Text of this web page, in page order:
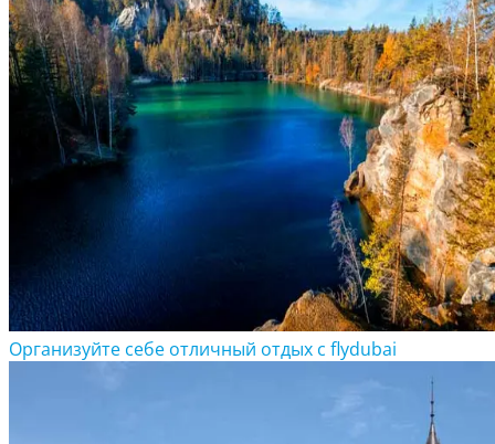
Организуйте себе отличный отдых с flydubai